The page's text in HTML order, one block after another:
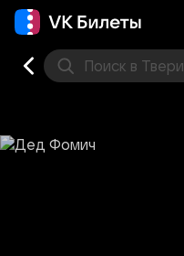
Поиск в Твери